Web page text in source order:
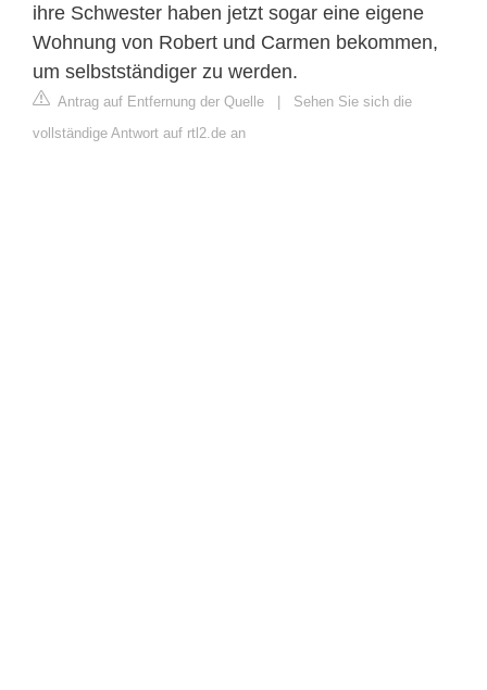
ihre Schwester haben jetzt sogar eine eigene
Wohnung von Robert und Carmen bekommen,
um selbstständiger zu werden.
Antrag auf Entfernung der Quelle | Sehen Sie sich die
vollständige Antwort auf rtl2.de an